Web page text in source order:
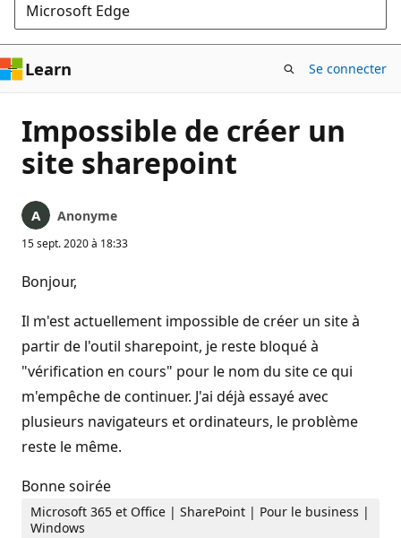
Microsoft Edge
Learn Se connecter
Impossible de créer un
site sharepoint
Anonyme
15 sept. 2020 à 18:33
Bonjour,
Il m'est actuellement impossible de créer un site à
partir de l'outil sharepoint, je reste bloqué à
"vérification en cours" pour le nom du site ce qui
m'empêche de continuer. J'ai déjà essayé avec
plusieurs navigateurs et ordinateurs, le problème
reste le même.
Bonne soirée
Microsoft 365 et Office | SharePoint | Pour le business |
Windows